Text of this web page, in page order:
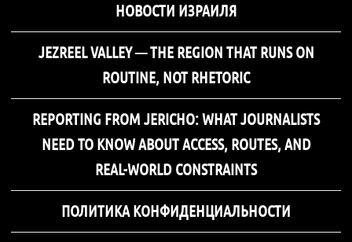
НОВОСТИ ИЗРАИЛЯ
JEZREEL VALLEY — THE REGION THAT RUNS ON
ROUTINE, NOT RHETORIC
REPORTING FROM JERICHO: WHAT JOURNALISTS
NEED TO KNOW ABOUT ACCESS, ROUTES, AND
REAL-WORLD CONSTRAINTS
ПОЛИТИКА КОНФИДЕНЦИАЛЬНОСТИ